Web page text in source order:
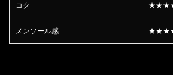
コク
メンソール感